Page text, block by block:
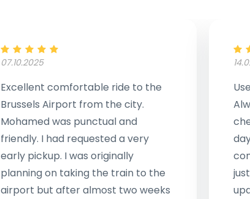
07.10.2025
Excellent comfortable ride to the
Brussels Airport from the city.
Mohamed was punctual and
friendly. I had requested a very
early pickup. I was originally
planning on taking the train to the
airport but after almost two weeks